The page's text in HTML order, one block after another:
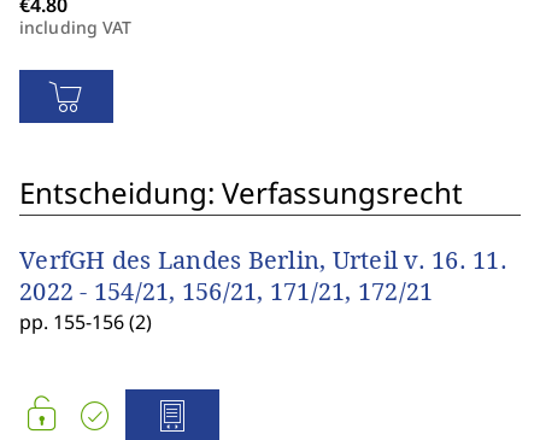
including VAT
Entscheidung: Verfassungsrecht
VerfGH des Landes Berlin, Urteil v. 16. 11.
2022 - 154/21, 156/21, 171/21, 172/21
pp. 155-156 (2)